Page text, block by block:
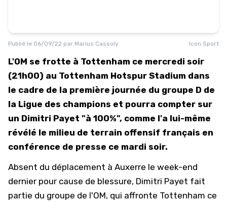
Publié le 06/09/22 par Marius Cassoly Icon Sport
L'OM se frotte à Tottenham ce mercredi soir
(21h00) au Tottenham Hotspur Stadium dans
le cadre de la première journée du groupe D de
la Ligue des champions et pourra compter sur
un Dimitri Payet "à 100%", comme l'a lui-même
révélé le milieu de terrain offensif français en
conférence de presse ce mardi soir.
Absent du déplacement à Auxerre le week-end
dernier pour cause de blessure, Dimitri Payet fait
partie du groupe de l'OM, qui affronte Tottenham ce